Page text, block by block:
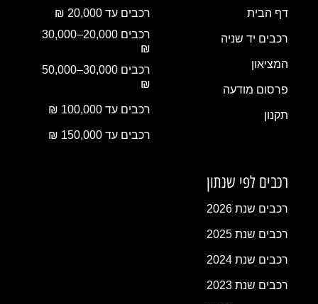
דף הבית
רכבים יד שניה
המציאון
פרסום מודעה
תקנון
רכבים עד 20,000 ₪
רכבים 20,000–30,000
₪
רכבים 30,000–50,000
₪
רכבים עד 100,000 ₪
רכבים עד 150,000 ₪
רכבים לפי שנתון
רכבים שנת 2026
רכבים שנת 2025
רכבים שנת 2024
רכבים שנת 2023